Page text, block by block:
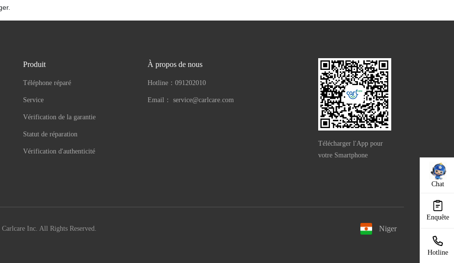
Chat
Enquête
Hotline
Produit
Téléphone réparé
Service
Vérification de la garantie
Statut de réparation
Vérification d'authenticité
À propos de nous
Hotline： 091202010
Email： service@carlcare.com
Télécharger l'App pour
votre Smartphone
Inc. All Rights Reserved. Niger